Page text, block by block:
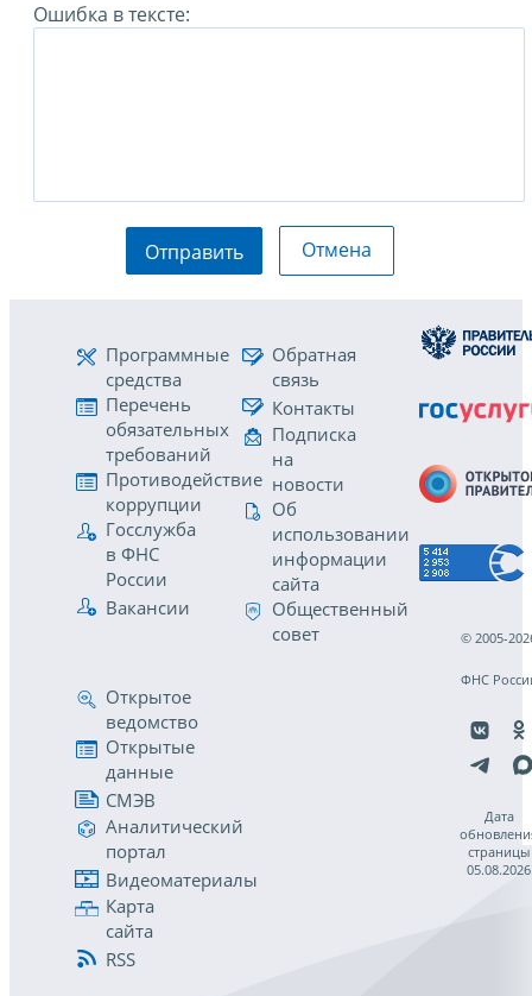
Ошибка в тексте:
Отправить Отмена
Программные
средства
Перечень
обязательных
требований
Противодействие
коррупции
Госслужба
в ФНС
России
Вакансии
Обратная
связь
Контакты
Подписка
на
новости
Об
использовании
информации
сайта
Общественный
совет
Открытое
ведомство
Открытые
данные
СМЭВ
Аналитический
портал
Видеоматериалы
Карта
сайта
RSS
© 2005-
ФНС
Дата
страницы
05.08.2026